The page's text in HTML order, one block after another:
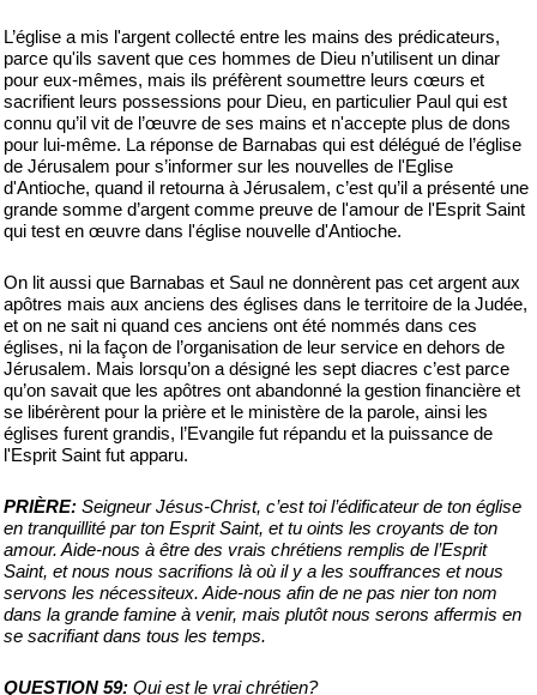
L’église a mis l'argent collecté entre les mains des prédicateurs,
parce qu'ils savent que ces hommes de Dieu n’utilisent un dinar
pour eux-mêmes, mais ils préfèrent soumettre leurs cœurs et
sacrifient leurs possessions pour Dieu, en particulier Paul qui est
connu qu’il vit de l’œuvre de ses mains et n'accepte plus de dons
pour lui-même. La réponse de Barnabas qui est délégué de l’église
de Jérusalem pour s’informer sur les nouvelles de l'Eglise
d'Antioche, quand il retourna à Jérusalem, c’est qu’il a présenté une
grande somme d’argent comme preuve de l'amour de l'Esprit Saint
qui test en œuvre dans l'église nouvelle d'Antioche.
On lit aussi que Barnabas et Saul ne donnèrent pas cet argent aux
apôtres mais aux anciens des églises dans le territoire de la Judée,
et on ne sait ni quand ces anciens ont été nommés dans ces
églises, ni la façon de l’organisation de leur service en dehors de
Jérusalem. Mais lorsqu’on a désigné les sept diacres c’est parce
qu’on savait que les apôtres ont abandonné la gestion financière et
se libérèrent pour la prière et le ministère de la parole, ainsi les
églises furent grandis, l’Evangile fut répandu et la puissance de
l'Esprit Saint fut apparu.
PRIÈRE: Seigneur Jésus-Christ, c’est toi l’édificateur de ton église
en tranquillité par ton Esprit Saint, et tu oints les croyants de ton
amour. Aide-nous à être des vrais chrétiens remplis de l’Esprit
Saint, et nous nous sacrifions là où il y a les souffrances et nous
servons les nécessiteux. Aide-nous afin de ne pas nier ton nom
dans la grande famine à venir, mais plutôt nous serons affermis en
se sacrifiant dans tous les temps.
QUESTION 59: Qui est le vrai chrétien?